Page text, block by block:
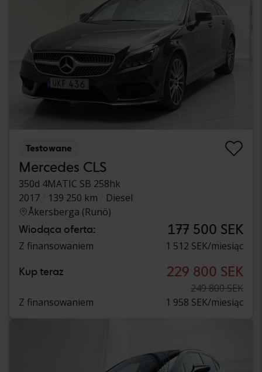
Testowane
Mercedes CLS
350d 4MATIC SB 258hk
2017
139 250 km
Diesel
Åkersberga (Runö)
Wiodąca oferta: 177 500 SEK
Z finansowaniem 1 512 SEK/miesiąc
Kup teraz 229 800 SEK
249 800 SEK
Z finansowaniem
1 958 SEK/miesiąc